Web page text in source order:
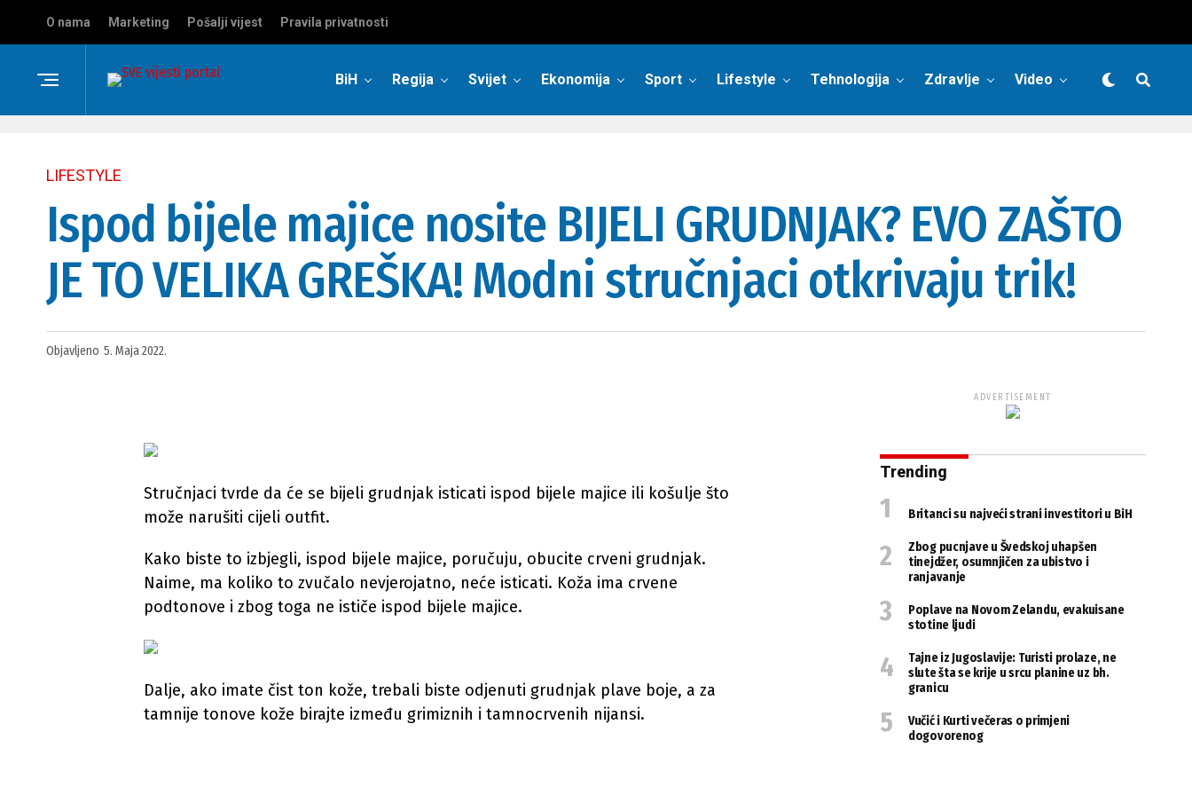
O nama Marketing Pošalji vijest Pravila privatnosti
BiH Regija Svijet Ekonomija Sport Lifestyle Tehnologija Zdravlje Video
LIFESTYLE
Ispod bijele majice nosite BIJELI GRUDNJAK? EVO ZAŠTO
JE TO VELIKA GREŠKA! Modni stručnjaci otkrivaju trik!
Objavljeno 5. Maja 2022.
Stručnjaci tvrde da će se bijeli grudnjak isticati ispod bijele majice ili košulje što
može narušiti cijeli outfit.
Kako biste to izbjegli, ispod bijele majice, poručuju, obucite crveni grudnjak.
Naime, ma koliko to zvučalo nevjerojatno, neće isticati. Koža ima crvene
podtonove i zbog toga ne ističe ispod bijele majice.
Dalje, ako imate čist ton kože, trebali biste odjenuti grudnjak plave boje, a za
tamnije tonove kože birajte između grimiznih i tamnocrvenih nijansi.
ADVERTISEMENT
Trending
Britanci su najveći strani investitori u BiH
Zbog pucnjave u Švedskoj uhapšen
tinejdžer, osumnjičen za ubistvo i
ranjavanje
Poplave na Novom Zelandu, evakuisane
stotine ljudi
Tajne iz Jugoslavije: Turisti prolaze, ne
slute šta se krije u srcu planine uz bh.
granicu
Vučić i Kurti večeras o primjeni
dogovorenog